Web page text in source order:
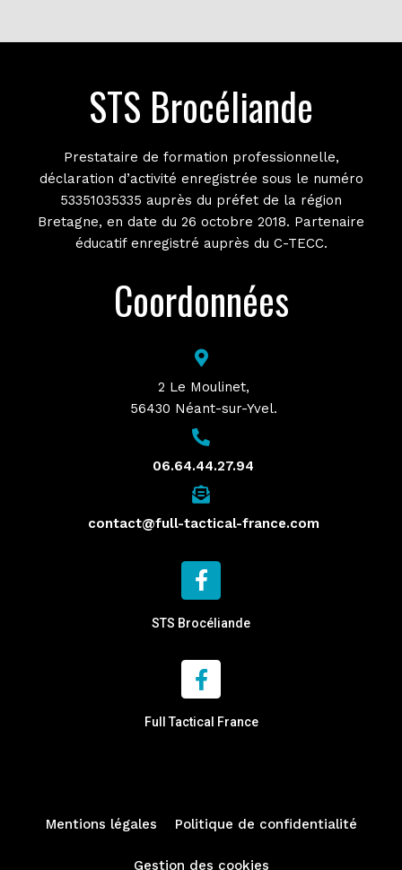
STS Brocéliande
Prestataire de formation professionnelle,
déclaration d’activité enregistrée sous le numéro
53351035335 auprès du préfet de la région
Bretagne, en date du 26 octobre 2018. Partenaire
éducatif enregistré auprès du C-TECC.
Coordonnées
2 Le Moulinet,
56430 Néant-sur-Yvel.
06.64.44.27.94
contact@full-tactical-france.com
STS Brocéliande
Full Tactical France
Mentions légales Politique de confidentialité
Gestion des cookies